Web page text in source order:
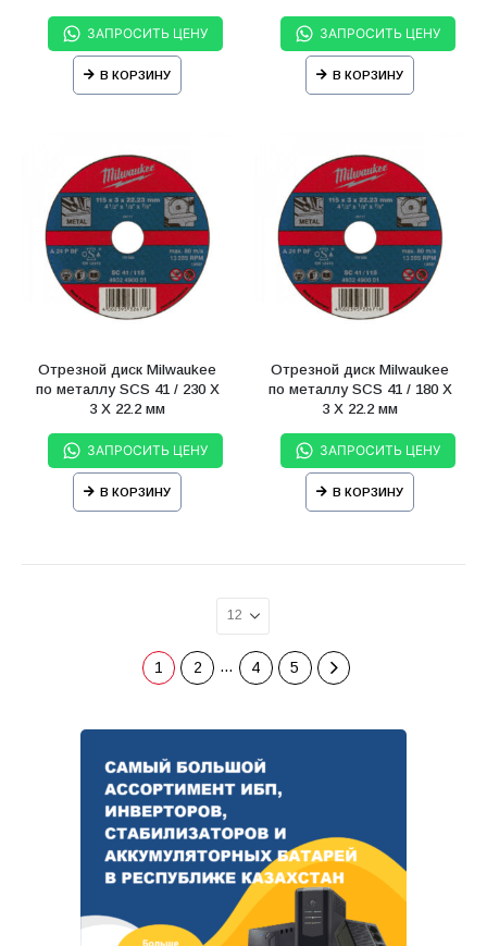
ЗАПРОСИТЬ ЦЕНУ
В КОРЗИНУ
ЗАПРОСИТЬ ЦЕНУ
В КОРЗИНУ
Отрезной диск Milwaukee
по металлу SCS 41 / 230 X
3 X 22.2 мм
ЗАПРОСИТЬ ЦЕНУ
В КОРЗИНУ
Отрезной диск Milwaukee
по металлу SCS 41 / 180 X
3 X 22.2 мм
ЗАПРОСИТЬ ЦЕНУ
В КОРЗИНУ
1 2 … 4 5